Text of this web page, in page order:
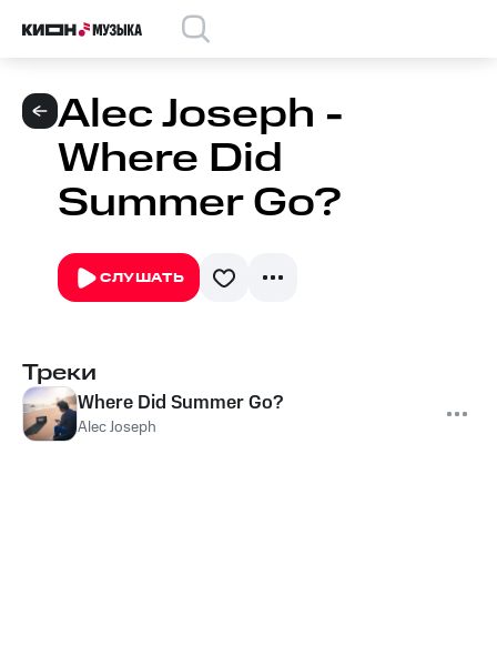
Alec Joseph -
Where Did
Summer Go?
СЛУШАТЬ
Треки
Where Did Summer Go?
Alec Joseph